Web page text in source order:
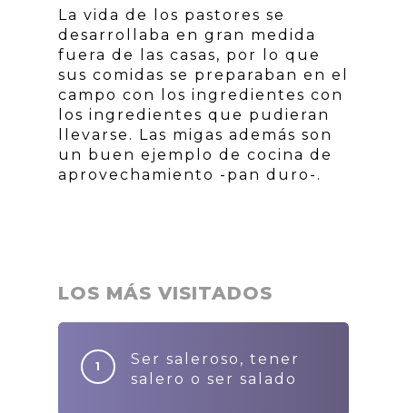
La vida de los pastores se
desarrollaba en gran medida
fuera de las casas, por lo que
sus comidas se preparaban en el
campo con los ingredientes con
los ingredientes que pudieran
llevarse. Las migas además son
un buen ejemplo de cocina de
aprovechamiento -pan duro-.
LOS MÁS VISITADOS
Ser saleroso, tener
salero o ser salado